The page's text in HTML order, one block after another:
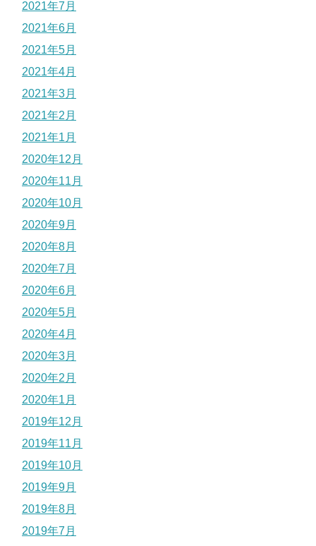
2021年7月
2021年6月
2021年5月
2021年4月
2021年3月
2021年2月
2021年1月
2020年12月
2020年11月
2020年10月
2020年9月
2020年8月
2020年7月
2020年6月
2020年5月
2020年4月
2020年3月
2020年2月
2020年1月
2019年12月
2019年11月
2019年10月
2019年9月
2019年8月
2019年7月